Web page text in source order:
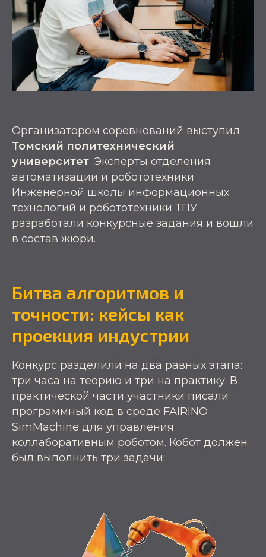
Организатором соревнований выступил
Томский политехнический
университет. Эксперты отделения
автоматизации и робототехники
Инженерной школы информационных
технологий и робототехники ТПУ
разработали конкурсные задания и вошли
в состав жюри.
Битва алгоритмов и
точности: кейсы как
проекция индустрии
Конкурс разделили на два равных этапа:
три часа на теорию и три на практику. В
практической части участники писали
программный код в среде FAIRINO
SimMachine для управления
коллаборативным роботом. Кобот должен
был выполнить три задачи: